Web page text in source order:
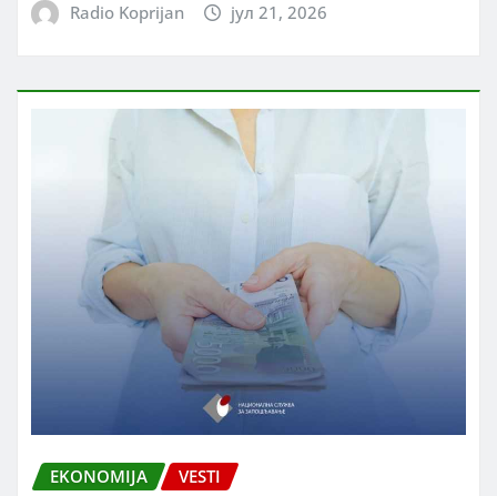
Radio Koprijan јул 21, 2026
EKONOMIJA VESTI